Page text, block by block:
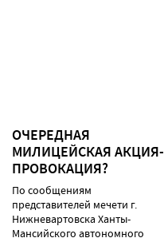
ОЧЕРЕДНАЯ
МИЛИЦЕЙСКАЯ АКЦИЯ-
ПРОВОКАЦИЯ?
По сообщениям
представителей мечети г.
Нижневартовска Ханты-
Мансийского автономного